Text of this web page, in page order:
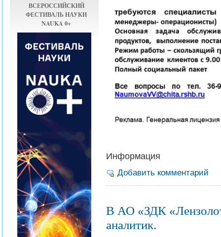
ВСЕРОССИЙСКИЙ
ФЕСТИВАЛЬ НАУКИ
NAUKA 0+
Информация
Добавить комментарий
В АО «ЗДК
аналитик.